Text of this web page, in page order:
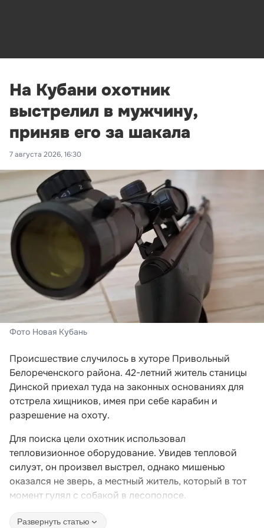
На Кубани охотник
выстрелил в мужчину,
приняв его за шакала
7 августа 2026, 16:30
Фото Новая Кубань
Происшествие случилось в хуторе Привольный
Белореченского района. 42-летний житель станицы
Динской приехал туда на законных основаниях для
отстрела хищников, имея при себе карабин и
разрешение на охоту.
Для поиска цели охотник использовал
тепловизионное оборудование. Увидев тепловой
силуэт, он произвел выстрел, однако мишенью
оказался не зверь, а местный житель, который в тот
момент гулял с собакой в лесополосе.
Развернуть статью